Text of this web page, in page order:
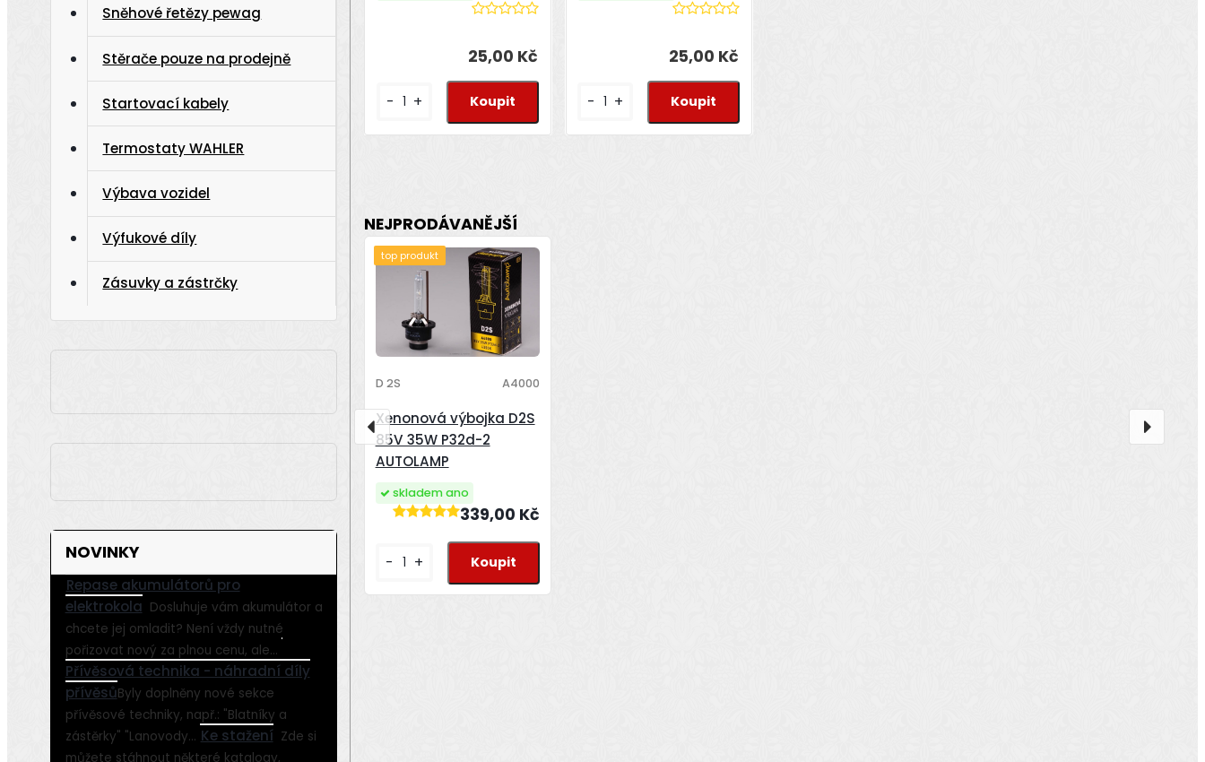
Sněhové řetězy pewag
Stěrače pouze na prodejně
Startovací kabely
Termostaty WAHLER
Výbava vozidel
Výfukové díly
Zásuvky a zástrčky
NOVINKY
Repase akumulátorů pro
elektrokola Dosluhuje vám akumulátor a
chcete jej omladit? Není vždy nutné
pořizovat nový za plnou cenu, ale...
Přívěsová technika - náhradní díly
přívěsůByly doplněny nové sekce
přívěsové techniky, např.: "Blatníky a
zástěrky" "Lanovody... Ke stažení Zde si
můžete stáhnout některé katalogy,
25,00 Kč
- +
25,00 Kč
- +
NEJPRODÁVANĚJŠÍ
Xenonová výbojka D2S
85V 35W P32d-2
AUTOLAMP
D 2S A4000
339,00 Kč
- +
skladem ano
top produkt